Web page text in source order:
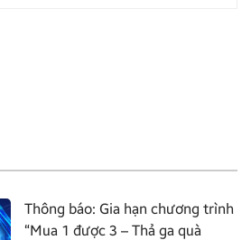
Thông báo: Gia hạn chương trình
“Mua 1 được 3 – Thả ga quà